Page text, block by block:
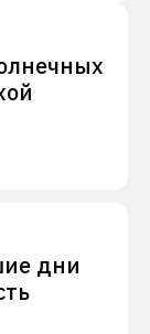
дни